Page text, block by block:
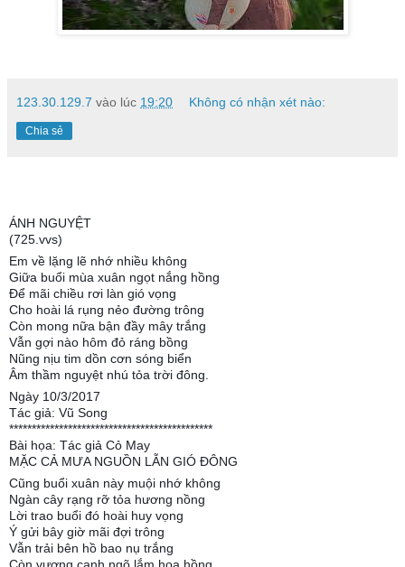
123.30.129.7 vào lúc 19:20 Không có nhận xét nào:
Chia sẻ
ÁNH NGUYỆT
(725.vvs)
Em về lặng lẽ nhớ nhiều không
Giữa buổi mùa xuân ngọt nắng hồng
Để mãi chiều rơi làn gió vọng
Cho hoài lá rụng nẻo đường trông
Còn mong nữa bận đầy mây trắng
Vẫn gợi nào hôm đỏ ráng bồng
Nũng nịu tim dồn cơn sóng biển
Âm thầm nguyệt nhú tỏa trời đông.
Ngày 10/3/2017
Tác giả: Vũ Song
*********************************************
Bài họa: Tác giả Cỏ May
MẶC CẢ MƯA NGUỒN LẪN GIÓ ĐÔNG
Cũng buổi xuân này muội nhớ không
Ngàn cây rạng rỡ tỏa hương nồng
Lời trao buổi đó hoài huy vọng
Ý gửi bây giờ mãi đợi trông
Vẫn trải bên hồ bao nụ trắng
Còn vương cạnh ngõ lắm hoa hồng